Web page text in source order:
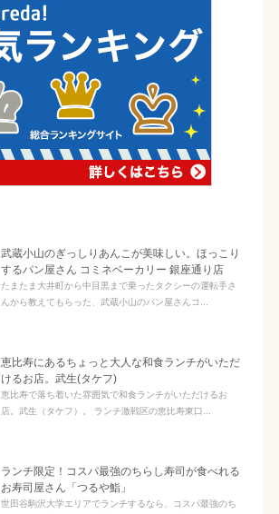
武蔵小山のぎっしりあんこが美味しい。ほっこり
するパン屋さん コミネベーカリー 銀座通り店
たまたま大井町から中目黒まで乗ったタクシーの運転手さ
んから教えてもらった、武蔵小山のパン屋さんコ...
恵比寿にあるちょっと大人な和食ランチがいただ
けるお店。武生(タケフ)
恵比寿で落ち着いた雰囲気で和食ランチがいただけるお
店。武生（タケフ）。 ランチ激戦区の恵比寿東口...
ランチ限定！コスパ最強のちらし寿司が食べれる
お寿司屋さん「つるや鮨」
世田谷駒沢大学エリアでランチするなら、コスパ最強のち